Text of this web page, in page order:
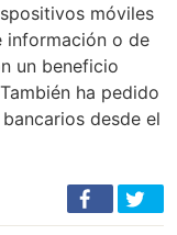
móviles
información o de
un beneficio
ha pedido
desde el